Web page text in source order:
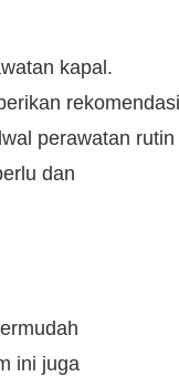
kapal.
rekomendasi
perawatan rutin
dan
ini juga